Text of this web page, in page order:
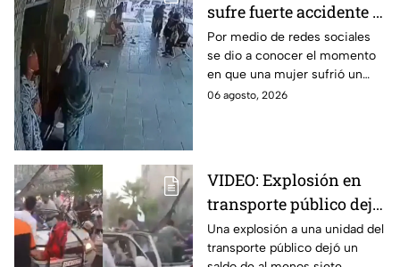
sufre fuerte accidente a
los pocos segundos de
haber salido del
hospital
Por medio de redes sociales
se dio a conocer el momento
en que una mujer sufrió un
fuerte accidente a los pocos
06 agosto, 2026
VIDEO: Explosión en
transporte público deja
siete personas sin vida
Una explosión a una unidad del
transporte público dejó un